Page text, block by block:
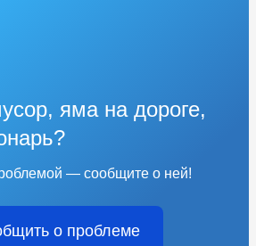
яма на дороге,
— сообщите о ней!
о проблеме